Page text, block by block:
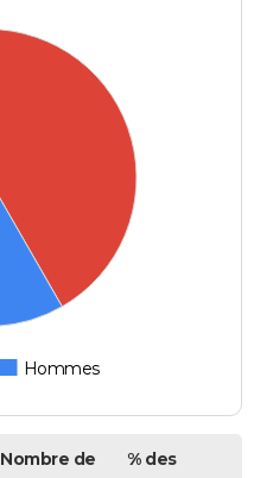
Hommes
Nombre de
% des